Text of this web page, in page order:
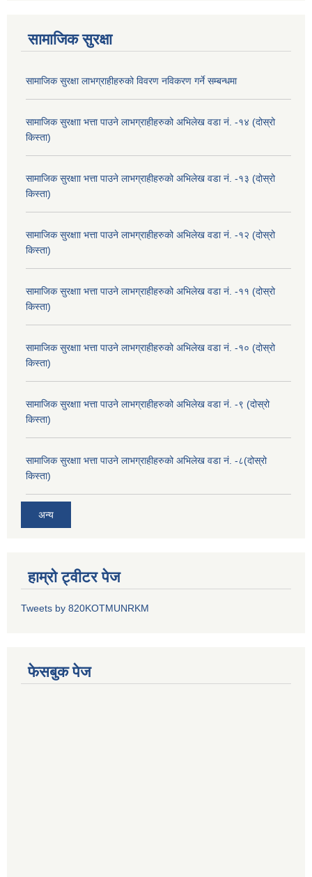
सामाजिक सुरक्षा
सामाजिक सुरक्षा लाभग्राहीहरुको विवरण नविकरण गर्ने सम्बन्धमा
सामाजिक सुरक्षाा भत्ता पाउने लाभग्राहीहरुको अभिलेख वडा नं. -१४ (दोस्रो
किस्ता)
सामाजिक सुरक्षाा भत्ता पाउने लाभग्राहीहरुको अभिलेख वडा नं. -१३ (दोस्रो
किस्ता)
सामाजिक सुरक्षाा भत्ता पाउने लाभग्राहीहरुको अभिलेख वडा नं. -१२ (दोस्रो
किस्ता)
सामाजिक सुरक्षाा भत्ता पाउने लाभग्राहीहरुको अभिलेख वडा नं. -११ (दोस्रो
किस्ता)
सामाजिक सुरक्षाा भत्ता पाउने लाभग्राहीहरुको अभिलेख वडा नं. -१० (दोस्रो
किस्ता)
सामाजिक सुरक्षाा भत्ता पाउने लाभग्राहीहरुको अभिलेख वडा नं. -९ (दोस्रो
किस्ता)
सामाजिक सुरक्षाा भत्ता पाउने लाभग्राहीहरुको अभिलेख वडा नं. -८(दोस्रो
किस्ता)
अन्य
हाम्रो ट्वीटर पेज
Tweets by 820KOTMUNRKM
फेसबुक पेज